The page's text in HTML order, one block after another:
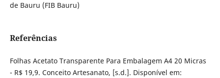
de Bauru (FIB Bauru)
Referências
Folhas Acetato Transparente Para Embalagem A4 20 Micras
- R$ 19,9. Conceito Artesanato, [s.d.]. Disponível em: